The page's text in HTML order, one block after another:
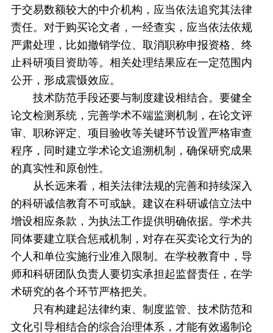
于交易数额较大的中介机构，应当依法追究其法律
责任。对于购买论文者，一经查实，应当依法依规
严肃处理，比如撤销学位、取消职称申报资格、终
止科研项目资助等。相关处理结果应在一定范围内
公开，形成震慑效应。
技术防范手段还要与制度建设相结合。要健全
论文检测系统，完善学术不端监测机制，在论文评
审、职称评定、项目验收等关键环节设置严格审查
程序，同时建立学术论文追溯机制，确保研究成果
的真实性和原创性。
从长远来看，相关法律法规的完善和持续深入
的科研诚信教育不可或缺。建议在科研诚信立法中
增设相应条款，为执法工作提供明确依据。学术共
同体要建立联合惩戒机制，对存在买卖论文行为的
个人和单位实施行业准入限制。在学校教育中，导
师和科研团队负责人要切实承担起监督责任，在学
术研究的各个环节严格把关。
只有构建起法律约束、制度监管、技术防范和
文化引导相结合的综合治理体系，才能有效遏制论